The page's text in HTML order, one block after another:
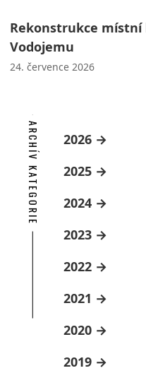
Rekonstrukce místní
Vodojemu
24. července 2026
ARCHÍV KATEGORIE 2026
2025
2024
2023
2022
2021
2020
2019